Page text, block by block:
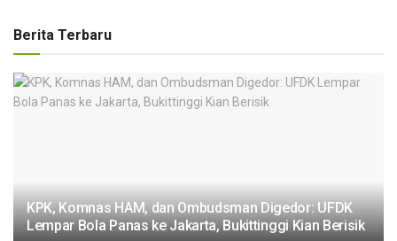
Berita Terbaru
KPK, Komnas HAM, dan Ombudsman Digedor: UFDK
Lempar Bola Panas ke Jakarta, Bukittinggi Kian Berisik